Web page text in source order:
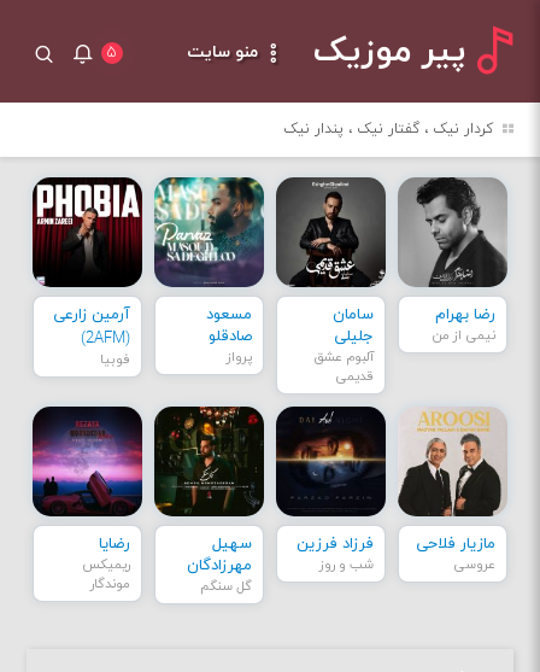
پیر موزیک منو سایت ۵
کردار نیک ، گفتار نیک ، پندار نیک
رضا بهرام
نیمی از من
سامان
جلیلی
آلبوم عشق
قدیمی
مسعود
صادقلو
پرواز
آرمین زارعی
(2AFM)
فوبیا
مازیار فلاحی
عروسی
فرزاد فرزین
شب و روز
سهیل
مهرزادگان
گل سنگم
رضایا
ریمیکس
موندگار